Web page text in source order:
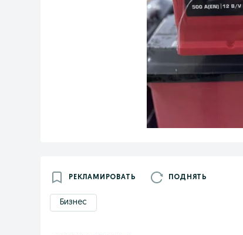
РЕКЛАМИРОВАТЬ ПОДНЯТЬ
Бизнес